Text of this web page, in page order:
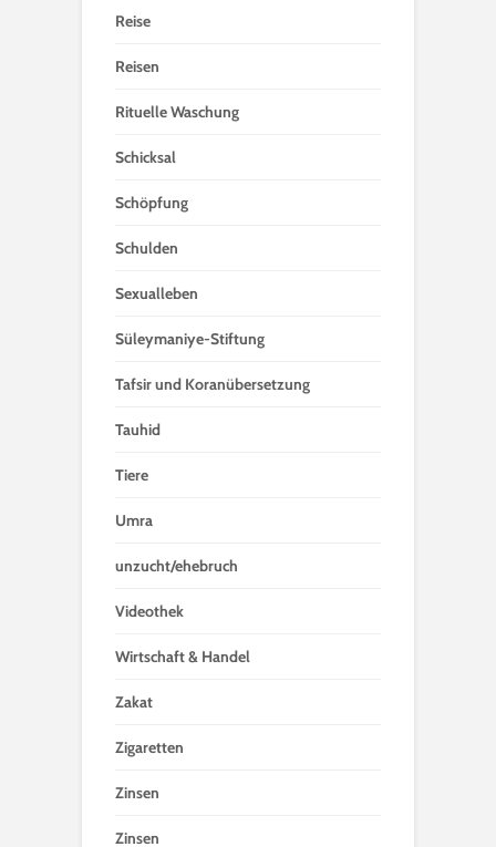
Reise
Reisen
Rituelle Waschung
Schicksal
Schöpfung
Schulden
Sexualleben
Süleymaniye-Stiftung
Tafsir und Koranübersetzung
Tauhid
Tiere
Umra
unzucht/ehebruch
Videothek
Wirtschaft & Handel
Zakat
Zigaretten
Zinsen
Zinsen